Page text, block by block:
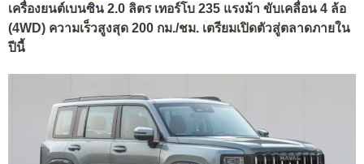
เครื่องยนต์เบนซิน 2.0 ลิตร เทอร์โบ 235 แรงม้า ขับเคลื่อน 4 ล้อ
(4WD) ความเร็วสูงสุด 200 กม./ชม. เตรียมเปิดตัวสู่ตลาดภายใน
ปีนี้